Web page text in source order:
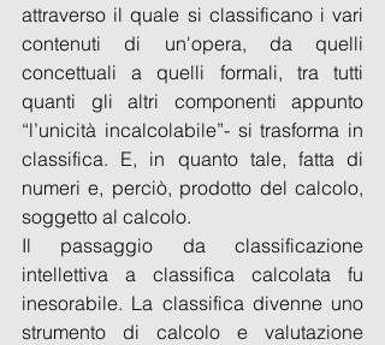
attraverso il quale si classificano i vari
contenuti di un'opera, da quelli
concettuali a quelli formali, tra tutti
quanti gli altri componenti appunto
“l’unicità incalcolabile”- si trasforma in
classifica. E, in quanto tale, fatta di
numeri e, perciò, prodotto del calcolo,
soggetto al calcolo.
Il passaggio da classificazione
intellettiva a classifica calcolata fu
inesorabile. La classifica divenne uno
strumento di calcolo e valutazione